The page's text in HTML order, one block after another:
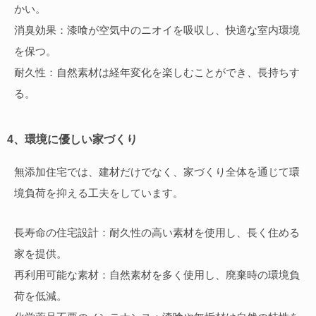
かい。
消臭効果：漆喰が空気中のニオイを吸収し、快適な室内環境
を保つ。
耐久性：自然素材は経年変化を楽しむことができ、長持ちす
る。
4、環境に優しい家づくり
無添加住宅では、建材だけでなく、家づくり全体を通じて環
境負荷を抑える工夫をしています。
長寿命の住宅設計：耐久性の高い素材を使用し、長く住める
家を提供。
再利用可能な素材：自然素材を多く使用し、廃棄時の環境負
荷を低減。